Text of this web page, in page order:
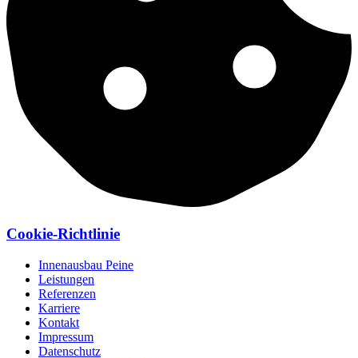
Cookie-Richtlinie
Innenausbau Peine
Leistungen
Referenzen
Karriere
Kontakt
Impressum
Datenschutz